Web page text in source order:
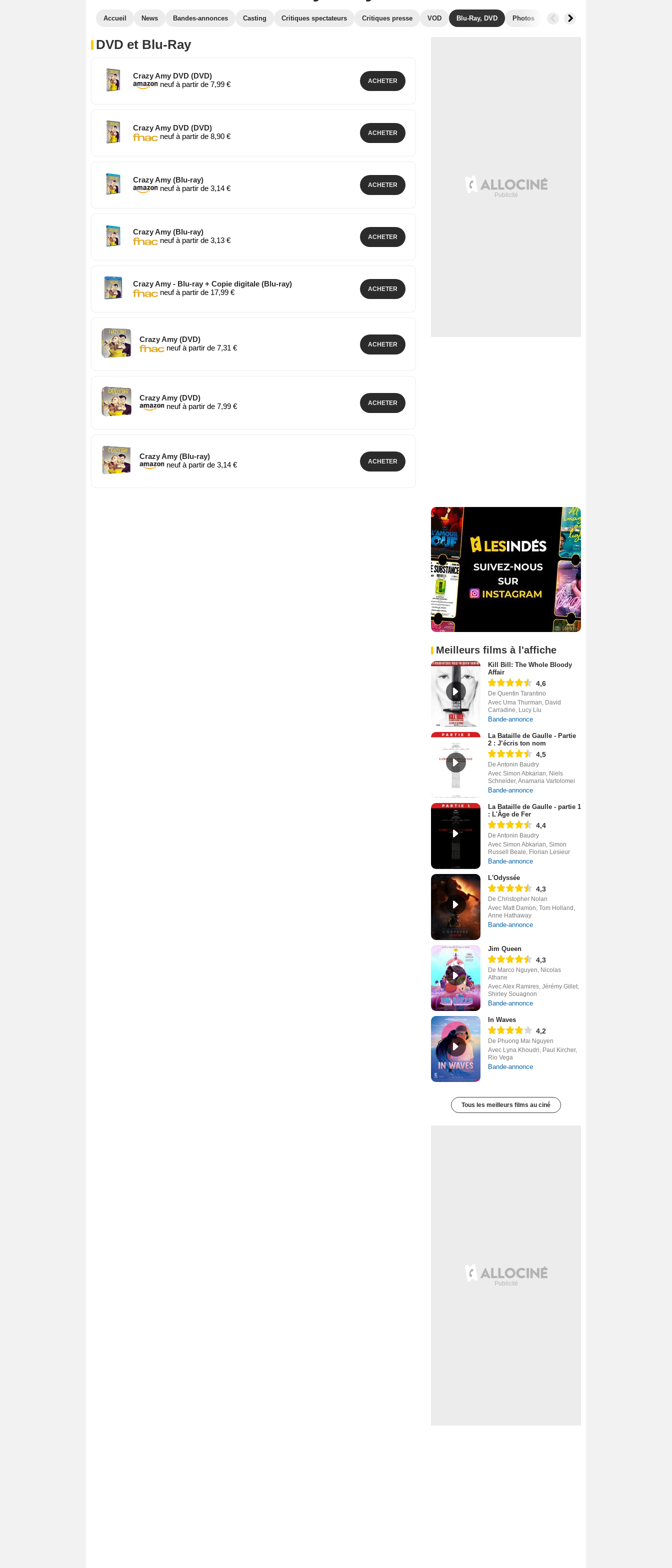
Accueil News Bandes-annonces Casting Critiques spectateurs Critiques presse VOD Blu-Ray, DVD Photos Secrets de tournage
DVD et Blu-Ray
Crazy Amy DVD (DVD)
neuf à partir de 7,99 €
ACHETER
Crazy Amy DVD (DVD)
neuf à partir de 8,90 €
ACHETER
Crazy Amy (Blu-ray)
neuf à partir de 3,14 €
ACHETER
Crazy Amy (Blu-ray)
neuf à partir de 3,13 €
ACHETER
Crazy Amy - Blu-ray + Copie digitale (Blu-ray)
neuf à partir de 17,99 €
ACHETER
Crazy Amy (DVD)
neuf à partir de 7,31 €
ACHETER
Crazy Amy (DVD)
neuf à partir de 7,99 €
ACHETER
Crazy Amy (Blu-ray)
neuf à partir de 3,14 €
ACHETER
Meilleurs films à l'affiche
Kill Bill: The Whole Bloody
Affair
4,6
De Quentin Tarantino
Avec Uma Thurman, David
Carradine, Lucy Liu
Bande-annonce
La Bataille de Gaulle - Partie
2 : J’écris ton nom
4,5
De Antonin Baudry
Avec Simon Abkarian, Niels
Schneider, Anamaria Vartolomei
Bande-annonce
La Bataille de Gaulle - partie 1
: L'Âge de Fer
4,4
De Antonin Baudry
Avec Simon Abkarian, Simon
Russell Beale, Florian Lesieur
Bande-annonce
L'Odyssée
4,3
De Christopher Nolan
Avec Matt Damon, Tom Holland,
Anne Hathaway
Bande-annonce
Jim Queen
4,3
De Marco Nguyen, Nicolas
Athane
Avec Alex Ramires, Jérémy Gillet,
Shirley Souagnon
Bande-annonce
In Waves
4,2
De Phuong Mai Nguyen
Avec Lyna Khoudri, Paul Kircher,
Rio Vega
Bande-annonce
Tous les meilleurs films au ciné